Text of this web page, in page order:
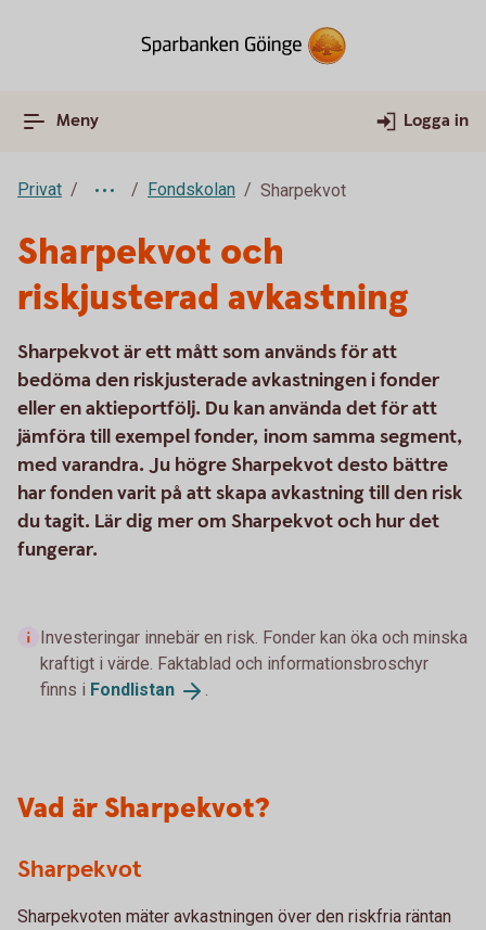
Meny Logga in
Privat Fondskolan Sharpekvot
Sharpekvot och
riskjusterad avkastning
Sharpekvot är ett mått som används för att
bedöma den riskjusterade avkastningen i fonder
eller en aktieportfölj. Du kan använda det för att
jämföra till exempel fonder, inom samma segment,
med varandra. Ju högre Sharpekvot desto bättre
har fonden varit på att skapa avkastning till den risk
du tagit. Lär dig mer om Sharpekvot och hur det
fungerar.
Investeringar innebär en risk. Fonder kan öka och minska
kraftigt i värde. Faktablad och informationsbroschyr
finns i Fondlistan .
Vad är Sharpekvot?
Sharpekvot
Sharpekvoten mäter avkastningen över den riskfria räntan